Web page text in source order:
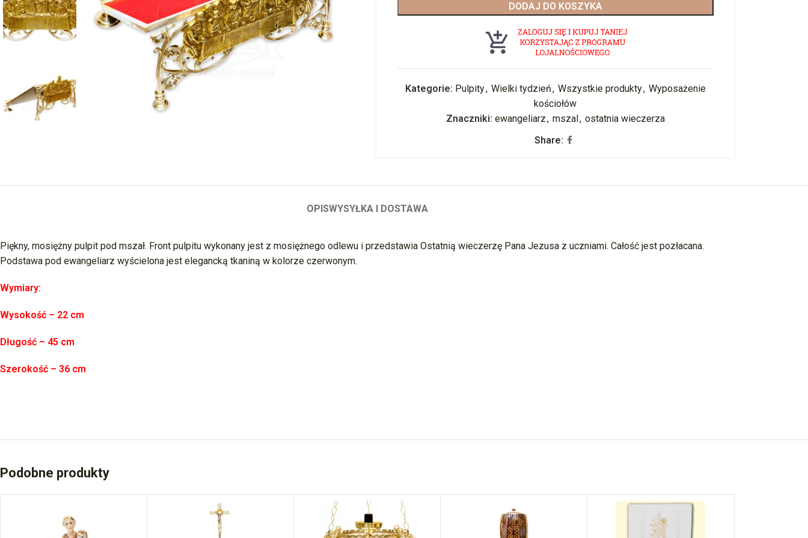
DODAJ DO KOSZYKA
Kategorie: Pulpity, Wielki tydzień, Wszystkie produkty, Wyposażenie
kościołów
Znaczniki: ewangeliarz, mszal, ostatnia wieczerza
Share:
OPISWYSYŁKA I DOSTAWA
Piękny, mosiężny pulpit pod mszał. Front pulpitu wykonany jest z mosiężnego odlewu i przedstawia Ostatnią wieczerzę Pana Jezusa z uczniami. Całość jest pozłacana.
Podstawa pod ewangeliarz wyścielona jest elegancką tkaniną w kolorze czerwonym.
Wymiary:
Wysokość – 22 cm
Długość – 45 cm
Szerokość – 36 cm
Podobne produkty